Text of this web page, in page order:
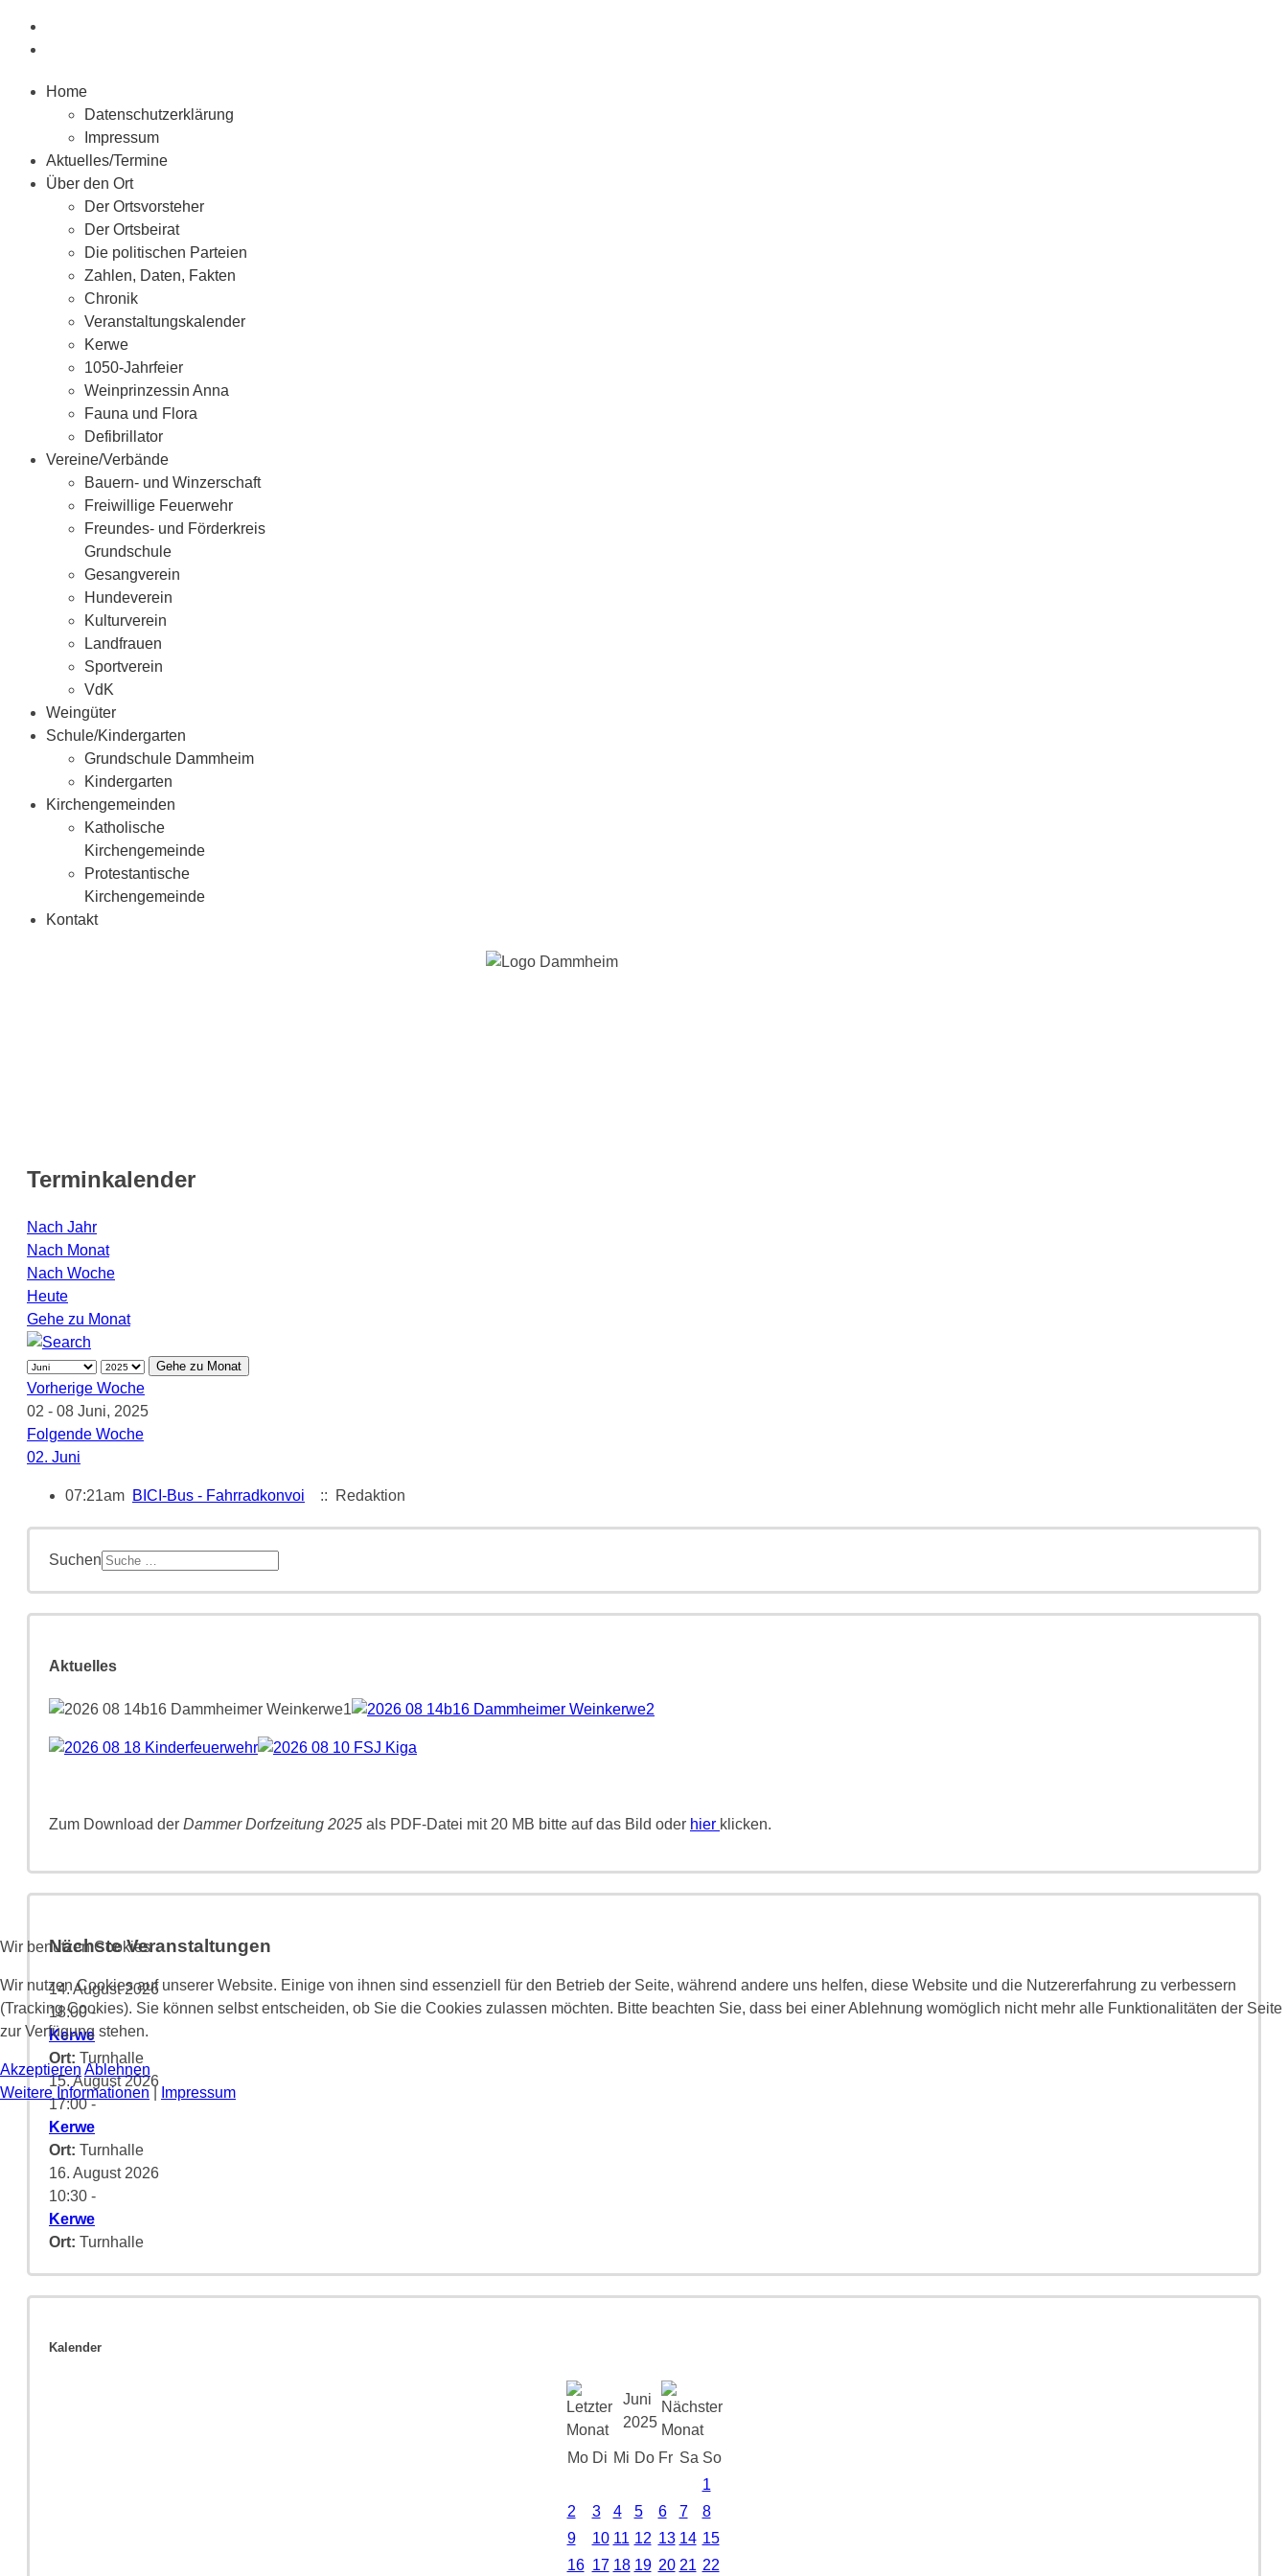
Home
Datenschutzerklärung
Impressum
Aktuelles/Termine
Über den Ort
Der Ortsvorsteher
Der Ortsbeirat
Die politischen Parteien
Zahlen, Daten, Fakten
Chronik
Veranstaltungskalender
Kerwe
1050-Jahrfeier
Weinprinzessin Anna
Fauna und Flora
Defibrillator
Vereine/Verbände
Bauern- und Winzerschaft
Freiwillige Feuerwehr
Freundes- und Förderkreis
Grundschule
Gesangverein
Hundeverein
Kulturverein
Landfrauen
Sportverein
VdK
Weingüter
Schule/Kindergarten
Grundschule Dammheim
Kindergarten
Kirchengemeinden
Katholische
Kirchengemeinde
Protestantische
Kirchengemeinde
Kontakt
Terminkalender
Nach Jahr
Nach Monat
Nach Woche
Heute
Gehe zu Monat
Gehe zu Monat
Vorherige Woche
02 - 08 Juni, 2025
Folgende Woche
02. Juni
07:21am BICI-Bus - Fahrradkonvoi :: Redaktion
Suchen
Aktuelles
Zum Download der Dammer Dorfzeitung 2025 als PDF-Datei mit 20 MB bitte auf das Bild oder hier klicken.
Nächste Veranstaltungen
14. August 2026
18:00-
Kerwe
Ort: Turnhalle
15. August 2026
17:00-
Kerwe
Ort: Turnhalle
16. August 2026
10:30 -
Kerwe
Ort: Turnhalle
Kalender
Juni
2025
Mo Di Mi Do Fr Sa So
1
2
3 4 5 6 7
8
9
10 11 12 13 14 15
16 17 18 19 20 21 22
Wir benutzen Cookies
Wir nutzen Cookies auf unserer Website. Einige von ihnen sind essenziell für den Betrieb der Seite, während andere uns helfen, diese Website und die Nutzererfahrung zu verbessern
(Tracking Cookies). Sie können selbst entscheiden, ob Sie die Cookies zulassen möchten. Bitte beachten Sie, dass bei einer Ablehnung womöglich nicht mehr alle Funktionalitäten der Seite
zur Verfügung stehen.
Akzeptieren Ablehnen
Weitere Informationen
Impressum